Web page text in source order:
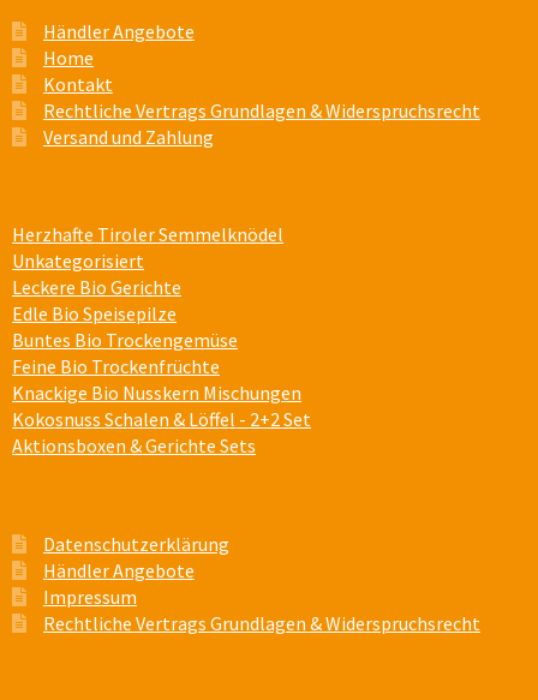
Händler Angebote
Home
Kontakt
Rechtliche Vertrags Grundlagen & Widerspruchsrecht
Versand und Zahlung
Herzhafte Tiroler Semmelknödel
Unkategorisiert
Leckere Bio Gerichte
Edle Bio Speisepilze
Buntes Bio Trockengemüse
Feine Bio Trockenfrüchte
Knackige Bio Nusskern Mischungen
Kokosnuss Schalen & Löffel - 2+2 Set
Aktionsboxen & Gerichte Sets
Datenschutzerklärung
Händler Angebote
Impressum
Rechtliche Vertrags Grundlagen & Widerspruchsrecht